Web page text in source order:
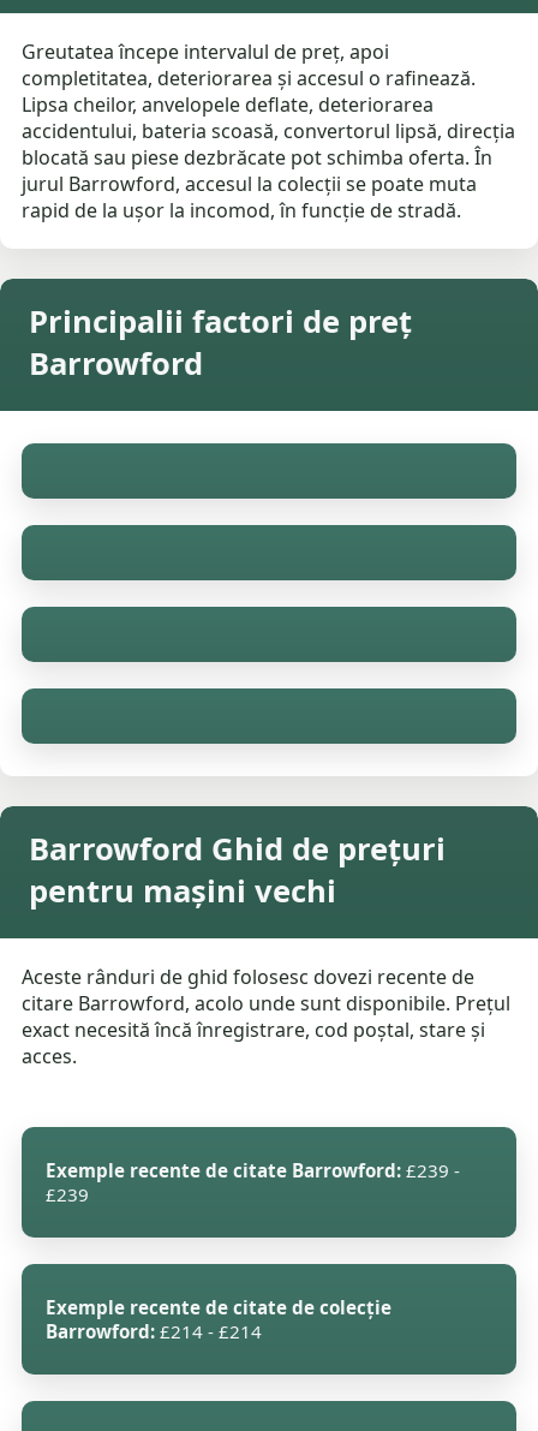
Greutatea începe intervalul de preț, apoi
completitatea, deteriorarea și accesul o rafinează.
Lipsa cheilor, anvelopele deflate, deteriorarea
accidentului, bateria scoasă, convertorul lipsă, direcția
blocată sau piese dezbrăcate pot schimba oferta. În
jurul Barrowford, accesul la colecții se poate muta
rapid de la ușor la incomod, în funcție de stradă.
Principalii factori de preț
Barrowford
Barrowford Ghid de prețuri
pentru mașini vechi
Aceste rânduri de ghid folosesc dovezi recente de
citare Barrowford, acolo unde sunt disponibile. Prețul
exact necesită încă înregistrare, cod poștal, stare și
acces.
Exemple recente de citate Barrowford: £239 -
£239
Exemple recente de citate de colecție
Barrowford: £214 - £214